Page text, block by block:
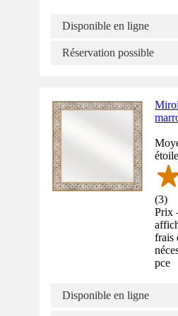
Disponible en ligne
Réservation possible
(3)
Prix
frais
pce
Disponible en ligne